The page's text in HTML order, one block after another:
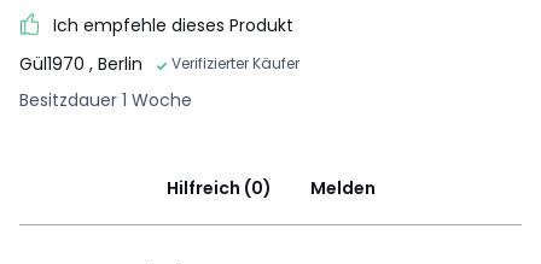
Ich empfehle dieses Produkt
Gül1970 , Berlin Verifizierter Käufer
Besitzdauer 1 Woche
Hilfreich (0) Melden